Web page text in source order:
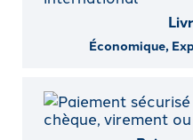
Économique,